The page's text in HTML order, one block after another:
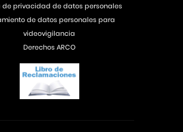
de privacidad de datos personales
de datos personales para
videovigilancia
Derechos ARCO